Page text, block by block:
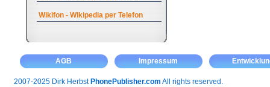
Wikifon - Wikipedia per Telefon
AGB Impressum
2007-2025 Dirk Herbst PhonePublisher.com All rights reserved.